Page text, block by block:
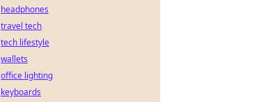
headphones
travel tech
tech lifestyle
wallets
office lighting
keyboards